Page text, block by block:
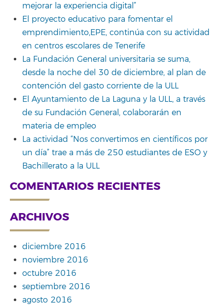
mejorar la experiencia digital”
El proyecto educativo para fomentar el
emprendimiento,EPE, continúa con su actividad
en centros escolares de Tenerife
La Fundación General universitaria se suma,
desde la noche del 30 de diciembre, al plan de
contención del gasto corriente de la ULL
El Ayuntamiento de La Laguna y la ULL, a través
de su Fundación General, colaborarán en
materia de empleo
La actividad “Nos convertimos en científicos por
un día” trae a más de 250 estudiantes de ESO y
Bachillerato a la ULL
COMENTARIOS RECIENTES
ARCHIVOS
diciembre 2016
noviembre 2016
octubre 2016
septiembre 2016
agosto 2016